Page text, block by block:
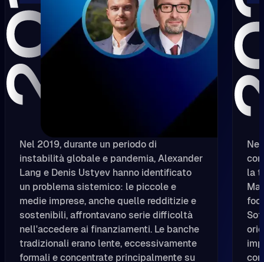
Nel 2019, durante un periodo di
instabilità globale e pandemia, Alexander
Lang e Denis Ustyev hanno identificato
un problema sistemico: le piccole e
medie imprese, anche quelle redditizie e
sostenibili, affrontavano serie difficoltà
nell'accedere ai finanziamenti. Le banche
tradizionali erano lente, eccessivamente
formali e concentrate principalmente su
la